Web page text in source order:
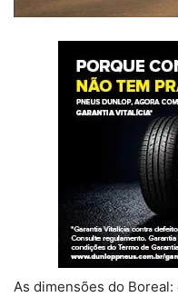
As dimensões do